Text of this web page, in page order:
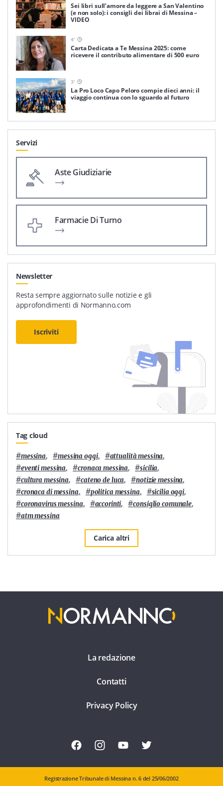
Sei libri sull’amore da leggere a San Valentino
(e non solo): i consigli dei librai di Messina –
VIDEO
4'
Carta Dedicata a Te Messina 2025: come
ricevere il contributo alimentare di 500 euro
3'
La Pro Loco Capo Peloro compie dieci anni: il
viaggio continua con lo sguardo al futuro
Servizi
Aste Giudiziarie
Farmacie Di Turno
Newsletter
Resta sempre aggiornato sulle notizie e gli
approfondimenti di Normanno.com
Iscriviti
Tag cloud
#messina, #messina oggi, #attualità messina,
#eventi messina, #cronaca messina, #sicilia,
#cultura messina, #cateno de luca, #notizie messina,
#cronaca di messina, #politica messina, #sicilia oggi,
#coronavirus messina, #accorinti, #consiglio comunale,
#atm messina
Carica altri
La redazione
Contatti
Privacy Policy
Registrazione Tribunale di Messina n. 6 del 25/06/2002